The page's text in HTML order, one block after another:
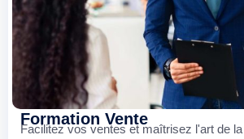
Formation Vente
Facilitez vos ventes et maîtrisez l'art de